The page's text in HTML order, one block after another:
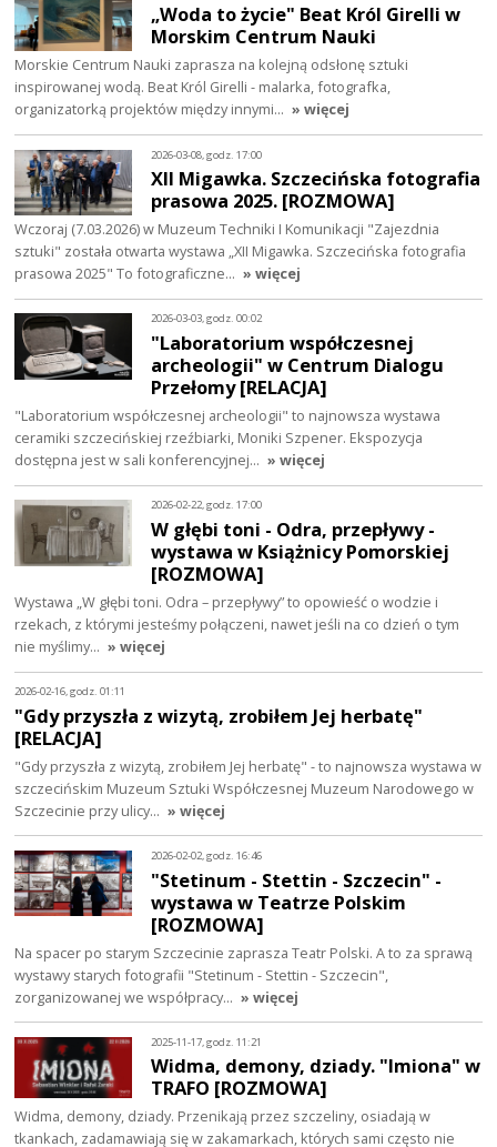
„Woda to życie" Beat Król Girelli w
Morskim Centrum Nauki
Morskie Centrum Nauki zaprasza na kolejną odsłonę sztuki
inspirowanej wodą. Beat Król Girelli - malarka, fotografka,
organizatorką projektów między innymi… » więcej
2026-03-08, godz. 17:00
XII Migawka. Szczecińska fotografia
prasowa 2025. [ROZMOWA]
Wczoraj (7.03.2026) w Muzeum Techniki I Komunikacji "Zajezdnia
sztuki" została otwarta wystawa „XII Migawka. Szczecińska fotografia
prasowa 2025" To fotograficzne… » więcej
2026-03-03, godz. 00:02
"Laboratorium współczesnej
archeologii" w Centrum Dialogu
Przełomy [RELACJA]
"Laboratorium współczesnej archeologii" to najnowsza wystawa
ceramiki szczecińskiej rzeźbiarki, Moniki Szpener. Ekspozycja
dostępna jest w sali konferencyjnej… » więcej
2026-02-22, godz. 17:00
W głębi toni - Odra, przepływy -
wystawa w Książnicy Pomorskiej
[ROZMOWA]
Wystawa „W głębi toni. Odra – przepływy” to opowieść o wodzie i
rzekach, z którymi jesteśmy połączeni, nawet jeśli na co dzień o tym
nie myślimy… » więcej
2026-02-16, godz. 01:11
"Gdy przyszła z wizytą, zrobiłem Jej herbatę"
[RELACJA]
"Gdy przyszła z wizytą, zrobiłem Jej herbatę" - to najnowsza wystawa w
szczecińskim Muzeum Sztuki Współczesnej Muzeum Narodowego w
Szczecinie przy ulicy… » więcej
2026-02-02, godz. 16:46
"Stetinum - Stettin - Szczecin" -
wystawa w Teatrze Polskim
[ROZMOWA]
Na spacer po starym Szczecinie zaprasza Teatr Polski. A to za sprawą
wystawy starych fotografii "Stetinum - Stettin - Szczecin",
zorganizowanej we współpracy… » więcej
2025-11-17, godz. 11:21
Widma, demony, dziady. "Imiona" w
TRAFO [ROZMOWA]
Widma, demony, dziady. Przenikają przez szczeliny, osiadają w
tkankach, zadamawiają się w zakamarkach, których sami często nie